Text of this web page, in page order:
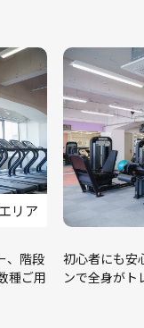
リア
、階段
種ご用
初心者にも安
ンで全身がト